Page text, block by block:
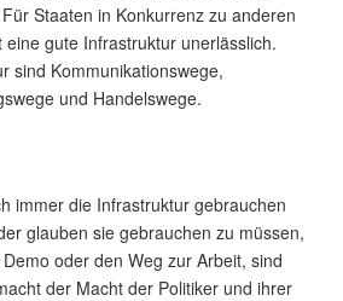
Staaten in Konkurrenz zu anderen
eine gute Infrastruktur unerlässlich.
sind Kommunikationswege,
und Handelswege.
immer die Infrastruktur gebrauchen
glauben sie gebrauchen zu müssen,
oder den Weg zur Arbeit, sind
der Macht der Politiker und ihrer